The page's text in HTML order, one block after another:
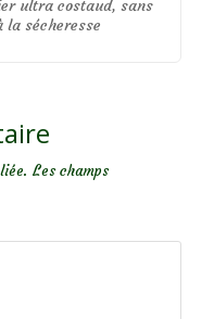
ultra costaud, sans
sécheresse
Les champs